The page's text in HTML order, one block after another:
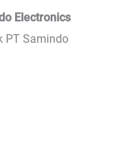
Electronics
PT Samindo